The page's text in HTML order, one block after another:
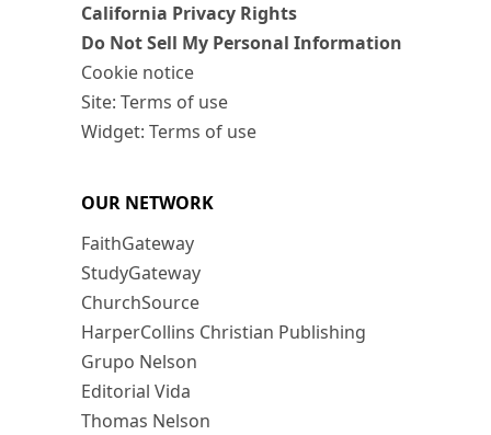
California Privacy Rights
Do Not Sell My Personal Information
Cookie notice
Site: Terms of use
Widget: Terms of use
OUR NETWORK
FaithGateway
StudyGateway
ChurchSource
HarperCollins Christian Publishing
Grupo Nelson
Editorial Vida
Thomas Nelson